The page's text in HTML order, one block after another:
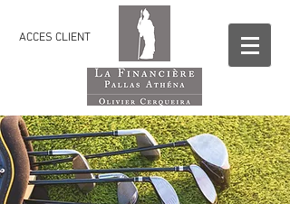
ACCES CLIENT